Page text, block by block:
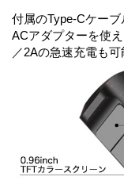
付属のType-Cケーブ
ACアダプターを使
／2Aの急速充電も可